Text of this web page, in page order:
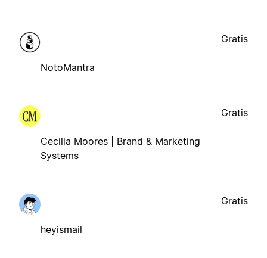
NotoMantra
Gratis
Cecilia Moores | Brand & Marketing
Systems
Gratis
heyismail
Gratis